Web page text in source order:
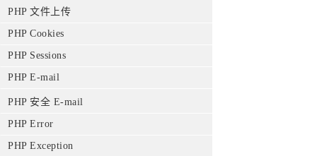
PHP 文件上传
PHP Cookies
PHP Sessions
PHP E-mail
PHP 安全 E-mail
PHP Error
PHP Exception